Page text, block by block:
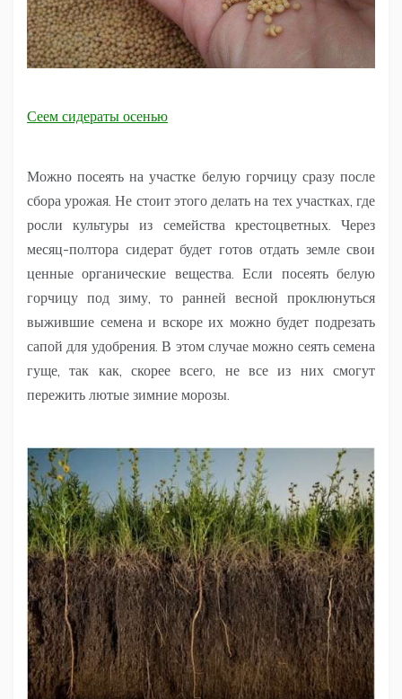
Сеем сидераты осенью
Можно посеять на участке белую горчицу сразу после
сбора урожая. Не стоит этого делать на тех участках, где
росли культуры из семейства крестоцветных. Через
месяц-полтора сидерат будет готов отдать земле свои
ценные органические вещества. Если посеять белую
горчицу под зиму, то ранней весной проклюнуться
выжившие семена и вскоре их можно будет подрезать
сапой для удобрения. В этом случае можно сеять семена
гуще, так как, скорее всего, не все из них смогут
пережить лютые зимние морозы.